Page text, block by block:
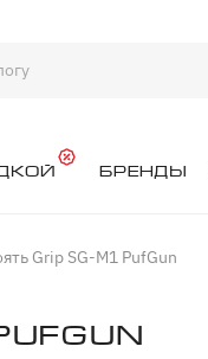
Бренды
Grip SG-M1 PufGun